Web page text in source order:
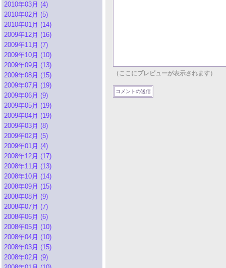
2010年03月 (4)
2010年02月 (5)
2010年01月 (14)
2009年12月 (16)
2009年11月 (7)
2009年10月 (10)
2009年09月 (13)
2009年08月 (15)
2009年07月 (19)
2009年06月 (9)
2009年05月 (19)
2009年04月 (19)
2009年03月 (8)
2009年02月 (5)
2009年01月 (4)
2008年12月 (17)
2008年11月 (13)
2008年10月 (14)
2008年09月 (15)
2008年08月 (9)
2008年07月 (7)
2008年06月 (6)
2008年05月 (10)
2008年04月 (10)
2008年03月 (15)
2008年02月 (9)
（ここにプレビューが表示されます）